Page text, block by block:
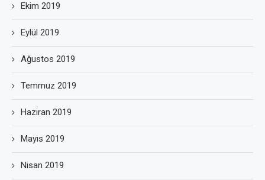
Ekim 2019
Eylül 2019
Ağustos 2019
Temmuz 2019
Haziran 2019
Mayıs 2019
Nisan 2019